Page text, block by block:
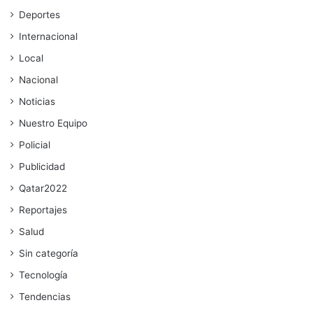
Deportes
Internacional
Local
Nacional
Noticias
Nuestro Equipo
Policial
Publicidad
Qatar2022
Reportajes
Salud
Sin categoría
Tecnología
Tendencias